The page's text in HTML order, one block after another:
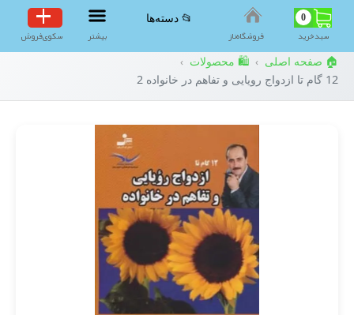
0
سبد‌خرید فروشگاه‌ناز
📂 دسته‌ها
بیشتر سکوی‌فروش
🏠 صفحه اصلی › 🛍️ محصولات ›
12 گام تا ازدواج رویایی و تفاهم در خانواده 2